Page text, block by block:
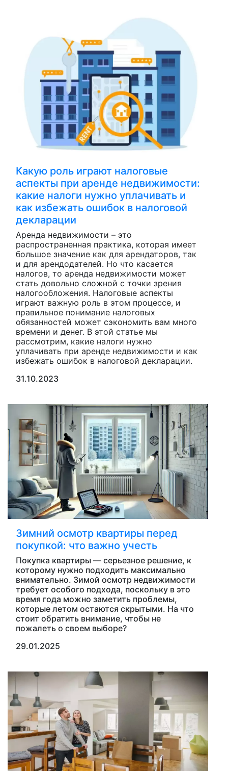
Какую роль играют налоговые
аспекты при аренде недвижимости:
какие налоги нужно уплачивать и
как избежать ошибок в налоговой
декларации
Аренда недвижимости – это
распространенная практика, которая имеет
большое значение как для арендаторов, так
и для арендодателей. Но что касается
налогов, то аренда недвижимости может
стать довольно сложной с точки зрения
налогообложения. Налоговые аспекты
играют важную роль в этом процессе, и
правильное понимание налоговых
обязанностей может сэкономить вам много
времени и денег. В этой статье мы
рассмотрим, какие налоги нужно
уплачивать при аренде недвижимости и как
избежать ошибок в налоговой декларации.
31.10.2023
Зимний осмотр квартиры перед
покупкой: что важно учесть
Покупка квартиры — серьезное решение, к
которому нужно подходить максимально
внимательно. Зимой осмотр недвижимости
требует особого подхода, поскольку в это
время года можно заметить проблемы,
которые летом остаются скрытыми. На что
стоит обратить внимание, чтобы не
пожалеть о своем выборе?
29.01.2025